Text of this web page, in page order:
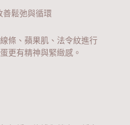
善鬆弛與循環
條、蘋果肌、法令紋進行
更有精神與緊緻感。